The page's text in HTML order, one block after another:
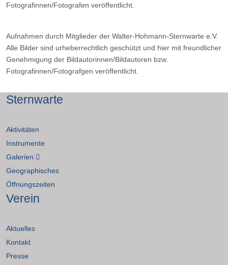
Fotografinnen/Fotografen veröffentlicht.
Aufnahmen durch Mitglieder der Walter-Hohmann-Sternwarte e.V.
Alle Bilder sind urheberrechtlich geschützt und hier mit freundlicher
Genehmigung der Bildautorinnen/Bildautoren bzw.
Fotografinnen/Fotografgen veröffentlicht.
Sternwarte
Aktivitäten
Instrumente
Galerien
Geographisches
Öffnungszeiten
Verein
Aktuelles
Kontakt
Presse